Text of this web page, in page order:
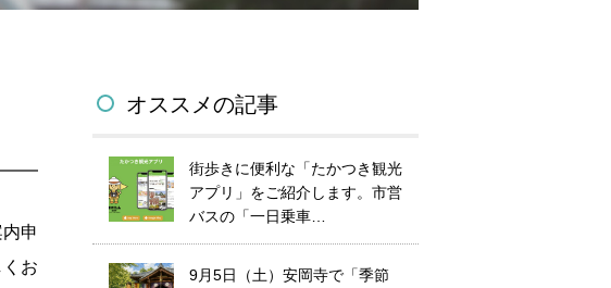
申
お
オススメの記事
街歩きに便利な「たかつき観光
アプリ」をご紹介します。市営
バスの「一日乗車…
9月5日（土）安岡寺で「季節